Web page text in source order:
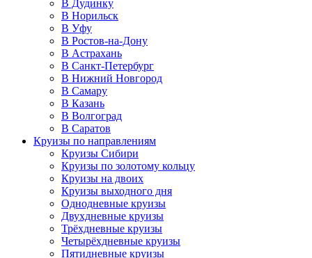
В Дудинку
В Норильск
В Уфу
В Ростов-на-Дону
В Астрахань
В Санкт-Петербург
В Нижний Новгород
В Самару
В Казань
В Волгоград
В Саратов
Круизы по направлениям
Круизы Сибири
Круизы по золотому кольцу
Круизы на двоих
Круизы выходного дня
Однодневные круизы
Двухдневные круизы
Трёхдневные круизы
Четырёхдневные круизы
Пятидневные круизы